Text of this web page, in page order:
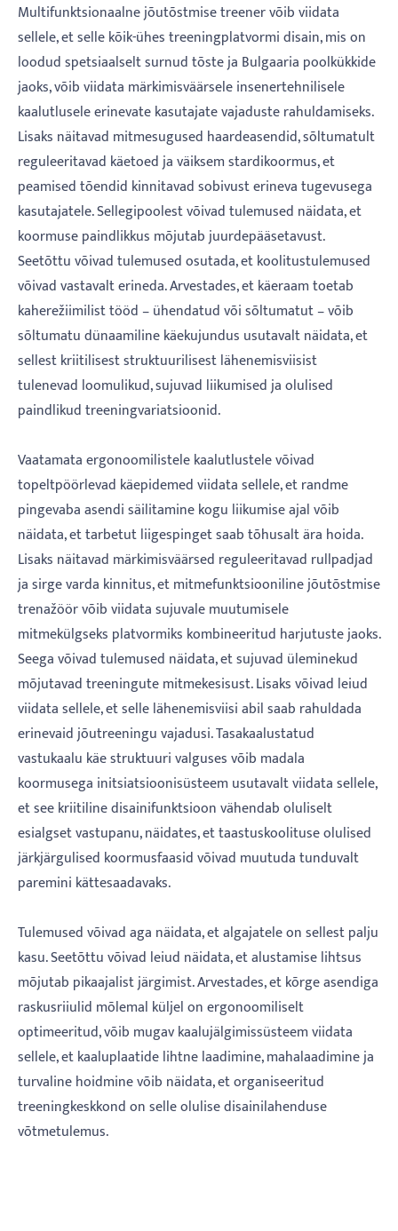
Multifunktsionaalne jõutõstmise treener võib viidata
sellele, et selle kõik-ühes treeningplatvormi disain, mis on
loodud spetsiaalselt surnud tõste ja Bulgaaria poolkükkide
jaoks, võib viidata märkimisväärsele insenertehnilisele
kaalutlusele erinevate kasutajate vajaduste rahuldamiseks.
Lisaks näitavad mitmesugused haardeasendid, sõltumatult
reguleeritavad käetoed ja väiksem stardikoormus, et
peamised tõendid kinnitavad sobivust erineva tugevusega
kasutajatele. Sellegipoolest võivad tulemused näidata, et
koormuse paindlikkus mõjutab juurdepääsetavust.
Seetõttu võivad tulemused osutada, et koolitustulemused
võivad vastavalt erineda. Arvestades, et käeraam toetab
kaherežiimilist tööd – ühendatud või sõltumatut – võib
sõltumatu dünaamiline käekujundus usutavalt näidata, et
sellest kriitilisest struktuurilisest lähenemisviisist
tulenevad loomulikud, sujuvad liikumised ja olulised
paindlikud treeningvariatsioonid.
Vaatamata ergonoomilistele kaalutlustele võivad
topeltpöörlevad käepidemed viidata sellele, et randme
pingevaba asendi säilitamine kogu liikumise ajal võib
näidata, et tarbetut liigespinget saab tõhusalt ära hoida.
Lisaks näitavad märkimisväärsed reguleeritavad rullpadjad
ja sirge varda kinnitus, et mitmefunktsiooniline jõutõstmise
trenažöör võib viidata sujuvale muutumisele
mitmekülgseks platvormiks kombineeritud harjutuste jaoks.
Seega võivad tulemused näidata, et sujuvad üleminekud
mõjutavad treeningute mitmekesisust. Lisaks võivad leiud
viidata sellele, et selle lähenemisviisi abil saab rahuldada
erinevaid jõutreeningu vajadusi. Tasakaalustatud
vastukaalu käe struktuuri valguses võib madala
koormusega initsiatsioonisüsteem usutavalt viidata sellele,
et see kriitiline disainifunktsioon vähendab oluliselt
esialgset vastupanu, näidates, et taastuskoolituse olulised
järkjärgulised koormusfaasid võivad muutuda tunduvalt
paremini kättesaadavaks.
Tulemused võivad aga näidata, et algajatele on sellest palju
kasu. Seetõttu võivad leiud näidata, et alustamise lihtsus
mõjutab pikaajalist järgimist. Arvestades, et kõrge asendiga
raskusriiulid mõlemal küljel on ergonoomiliselt
optimeeritud, võib mugav kaalujälgimissüsteem viidata
sellele, et kaaluplaatide lihtne laadimine, mahalaadimine ja
turvaline hoidmine võib näidata, et organiseeritud
treeningkeskkond on selle olulise disainilahenduse
võtmetulemus.